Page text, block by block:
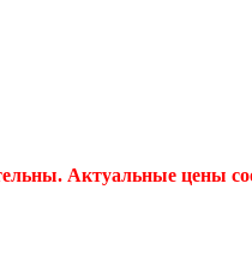
Актуальные цены